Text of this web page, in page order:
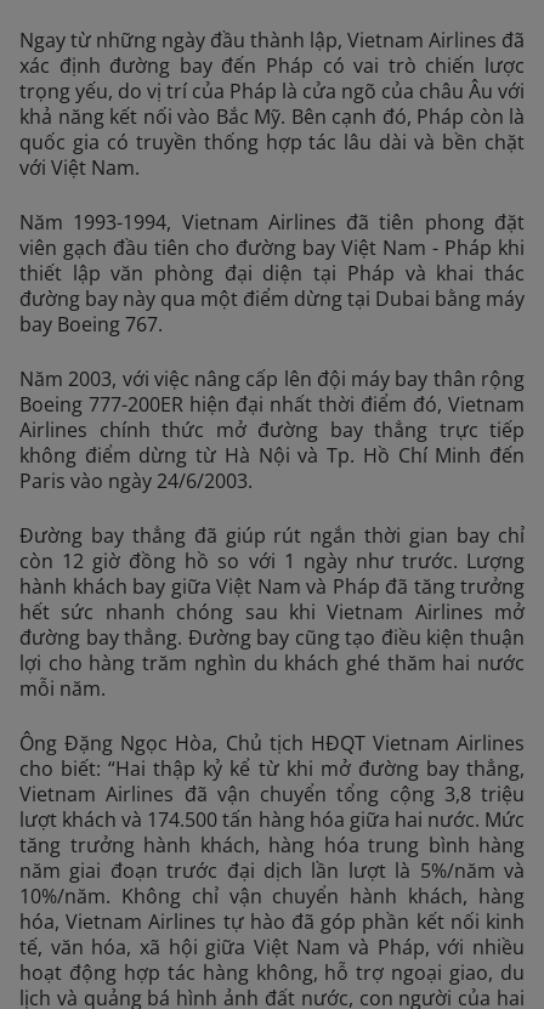
Ngay từ những ngày đầu thành lập, Vietnam Airlines đã
xác định đường bay đến Pháp có vai trò chiến lược
trọng yếu, do vị trí của Pháp là cửa ngõ của châu Âu với
khả năng kết nối vào Bắc Mỹ. Bên cạnh đó, Pháp còn là
quốc gia có truyền thống hợp tác lâu dài và bền chặt
với Việt Nam.
Năm 1993-1994, Vietnam Airlines đã tiên phong đặt
viên gạch đầu tiên cho đường bay Việt Nam - Pháp khi
thiết lập văn phòng đại diện tại Pháp và khai thác
đường bay này qua một điểm dừng tại Dubai bằng máy
bay Boeing 767.
Năm 2003, với việc nâng cấp lên đội máy bay thân rộng
Boeing 777-200ER hiện đại nhất thời điểm đó, Vietnam
Airlines chính thức mở đường bay thẳng trực tiếp
không điểm dừng từ Hà Nội và Tp. Hồ Chí Minh đến
Paris vào ngày 24/6/2003.
Đường bay thẳng đã giúp rút ngắn thời gian bay chỉ
còn 12 giờ đồng hồ so với 1 ngày như trước. Lượng
hành khách bay giữa Việt Nam và Pháp đã tăng trưởng
hết sức nhanh chóng sau khi Vietnam Airlines mở
đường bay thẳng. Đường bay cũng tạo điều kiện thuận
lợi cho hàng trăm nghìn du khách ghé thăm hai nước
mỗi năm.
Ông Đặng Ngọc Hòa, Chủ tịch HĐQT Vietnam Airlines
cho biết: “Hai thập kỷ kể từ khi mở đường bay thẳng,
Vietnam Airlines đã vận chuyển tổng cộng 3,8 triệu
lượt khách và 174.500 tấn hàng hóa giữa hai nước. Mức
tăng trưởng hành khách, hàng hóa trung bình hàng
năm giai đoạn trước đại dịch lần lượt là 5%/năm và
10%/năm. Không chỉ vận chuyển hành khách, hàng
hóa, Vietnam Airlines tự hào đã góp phần kết nối kinh
tế, văn hóa, xã hội giữa Việt Nam và Pháp, với nhiều
hoạt động hợp tác hàng không, hỗ trợ ngoại giao, du
lịch và quảng bá hình ảnh đất nước, con người của hai